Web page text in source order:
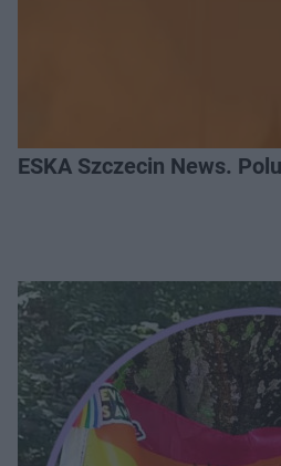
ESKA Szczecin News.